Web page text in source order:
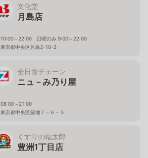
文化堂
月島店
10:00～22:00 日曜のみ 9:00～22:00
東京都中央区月島2-10-2
全日食チェーン
ニュ－み乃り屋
08:00～21:00
東京都中央区築地７－６－５
くすりの福太郎
豊洲1丁目店